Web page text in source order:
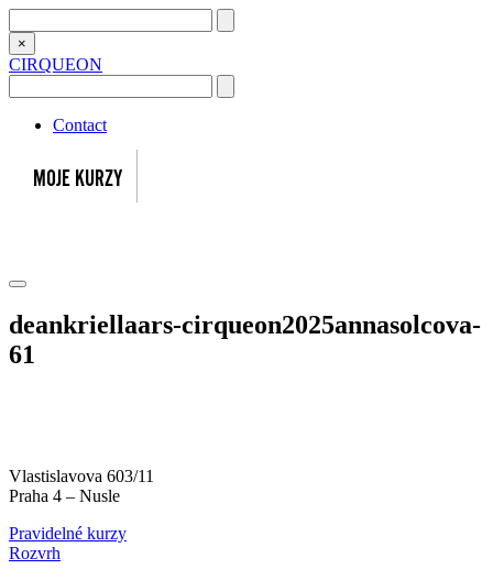
×
CIRQUEON
Contact
deankriellaars-cirqueon2025annasolcova-
61
Vlastislavova 603/11
Praha 4 – Nusle
Pravidelné kurzy
Rozvrh